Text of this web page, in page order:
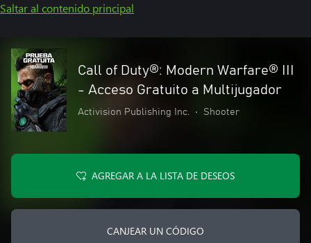
Saltar al contenido principal
Call of Duty®: Modern Warfare® III
- Acceso Gratuito a Multijugador
Activision Publishing Inc. • Shooter
AGREGAR A LA LISTA DE DESEOS
CANJEAR UN CÓDIGO